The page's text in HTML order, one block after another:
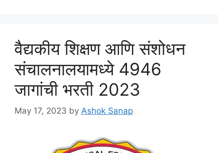
वैद्यकीय शिक्षण आणि संशोधन
संचालनालयामध्ये 4946
जागांची भरती 2023
May 17, 2023 by Ashok Sanap